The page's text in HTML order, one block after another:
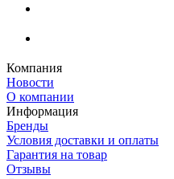
Компания
Новости
О компании
Информация
Бренды
Условия доставки и оплаты
Гарантия на товар
Отзывы